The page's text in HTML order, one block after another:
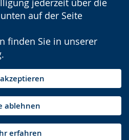
jederzeit über die
auf der Seite
finden Sie in unserer
.
ablehnen
erfahren